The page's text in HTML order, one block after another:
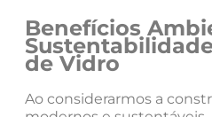
Benefícios
de Vidro
Ao considerarmos a